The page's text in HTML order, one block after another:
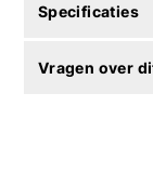
Specificaties
Vragen over